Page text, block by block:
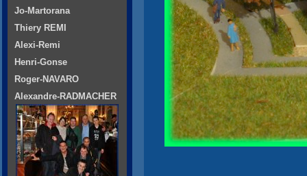
Jo-Martorana
Thiery REMI
Alexi-Remi
Henri-Gonse
Roger-NAVARO
Alexandre-RADMACHER